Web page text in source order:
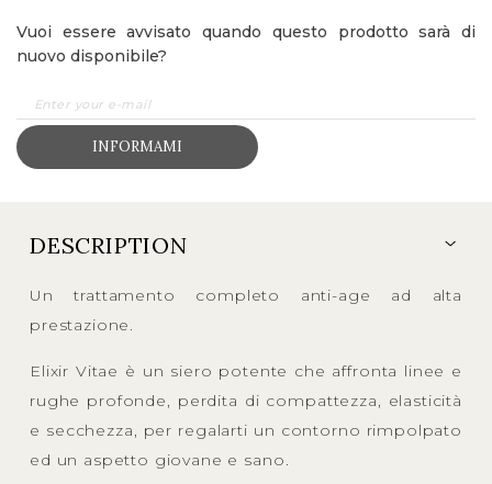
Vuoi essere avvisato quando questo prodotto sarà di
nuovo disponibile?
INFORMAMI
DESCRIPTION
Un trattamento completo anti-age ad alta
prestazione.
Elixir Vitae è un siero potente che affronta linee e
rughe profonde, perdita di compattezza, elasticità
e secchezza, per regalarti un contorno rimpolpato
ed un aspetto giovane e sano.